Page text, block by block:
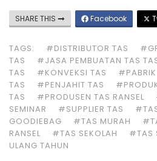
SHARE THIS Facebook
TAGS: #DISTRIBUTOR TAS
TAS
#JASA PEMBUATAN TAS
TAS
#KONVEKSI TAS
TAS
#PENJAHIT TAS
TAS
#PRODUSEN TAS RANSEL
SEMINAR
#SUPPLIER TAS
GOODIEBAG
#TAS MURAH
RANSEL
#TAS SEKOLAH #TAS
ULANG TAHUN